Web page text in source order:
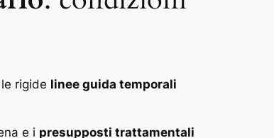
rigide linee guida temporali
e i presupposti trattamentali